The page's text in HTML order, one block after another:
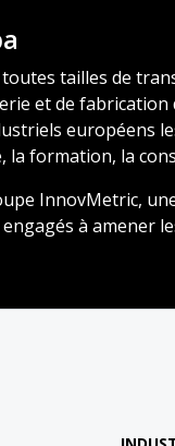
tailles de
et de
européens
formation, la
InnovMetric,
à